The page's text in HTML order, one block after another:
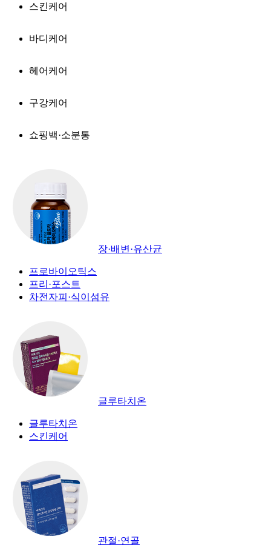
스킨케어
바디케어
헤어케어
구강케어
쇼핑백·소분통
장·배변·유산균
프로바이오틱스
프리·포스트
차전자피·식이섬유
글루타치온
글루타치온
스킨케어
관절·연골